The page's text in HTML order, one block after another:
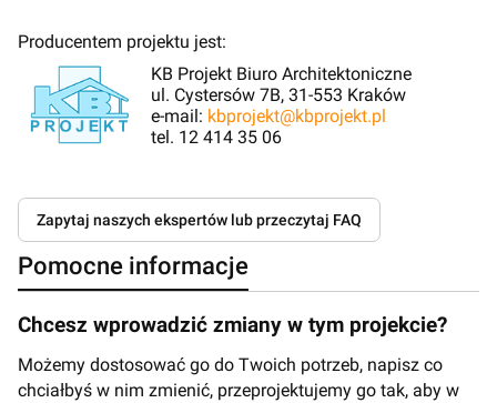
Producentem projektu jest:
KB Projekt Biuro Architektoniczne
ul. Cystersów 7B, 31-553 Kraków
e-mail: kbprojekt@kbprojekt.pl
tel. 12 414 35 06
Zapytaj naszych ekspertów lub przeczytaj FAQ
Pomocne informacje
Chcesz wprowadzić zmiany w tym projekcie?
Możemy dostosować go do Twoich potrzeb, napisz co
chciałbyś w nim zmienić, przeprojektujemy go tak, aby w